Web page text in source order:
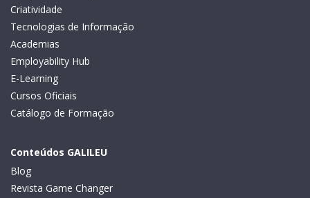
Criatividade
Tecnologias de Informação
Academias
Employability Hub
E-Learning
Cursos Oficiais
Catálogo de Formação
Conteúdos GALILEU
Blog
Revista Game Changer